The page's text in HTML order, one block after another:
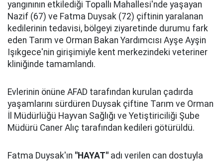
yangınının etkilediği Topallı Mahallesi'nde yaşayan
Nazif (67) ve Fatma Duysak (72) çiftinin yaralanan
kedilerinin tedavisi, bölgeyi ziyaretinde durumu fark
eden Tarım ve Orman Bakan Yardımcısı Ayşe Ayşin
Işıkgece'nin girişimiyle kent merkezindeki veteriner
kliniğinde tamamlandı.
Evlerinin önüne AFAD tarafından kurulan çadırda
yaşamlarını sürdüren Duysak çiftine Tarım ve Orman
İl Müdürlüğü Hayvan Sağlığı ve Yetiştiriciliği Şube
Müdürü Caner Alıç tarafından kedileri götürüldü.
Fatma Duysak'ın "HAYAT" adı verilen can dostuyla